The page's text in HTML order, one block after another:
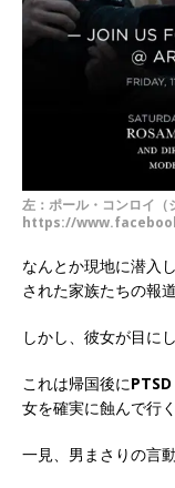
左：ポール・コンロイ（
https://
なんとか現地に潜入
された家族たちの報
しかし、彼女が目に
これは帰国後に
女を確実に蝕んで行
一見、男まさりの言